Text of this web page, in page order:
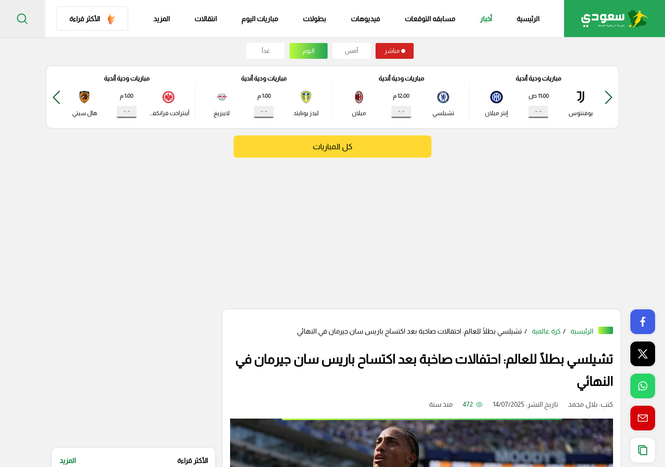
الرئيسية أخبار مسابقه التوقعات فيديوهات بطولات مباريات اليوم انتقالات المزيد الأكثر قراءة
مباشر أمس اليوم غداً
مباريات ودية أندية
يوفنتوس
11:00 ص
- : - إنتر ميلان
مباريات ودية أندية
تشيلسي
12:00 م
- : - ميلان
مباريات ودية أندية
ليدز يونايتد
1:00 م
- : - لايبزيغ
مباريات ودية أندية
آينتراخت فرانكفورت
1:00 م
- : - هال سيتي
كل المباريات
الرئيسية كرة عالمية تشيلسي بطلًا للعالم: احتفالات صاخبة بعد اكتساح باريس سان جيرمان في النهائي
تشيلسي بطلًا للعالم: احتفالات صاخبة بعد اكتساح باريس سان جيرمان في
النهائي
كتب: بلال محمد تاريخ النشر: 14/07/2025 472 منذ سنة
الأكثر قراءة المزيد